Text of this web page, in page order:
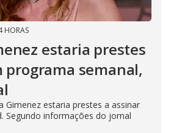
HORAS
estaria prestes
programa semanal,
Gimenez estaria prestes a assinar
Segundo informações do jornal